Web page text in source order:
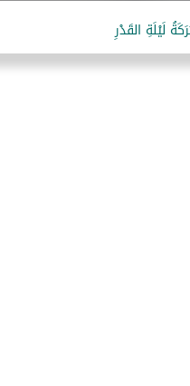
لَيْلَةِ القَدْرِ